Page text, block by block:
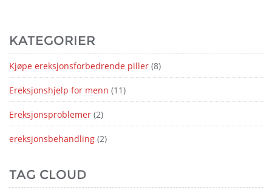
KATEGORIER
Kjøpe ereksjonsforbedrende piller (8)
Ereksjonshjelp for menn (11)
Ereksjonsproblemer (2)
ereksjonsbehandling (2)
TAG CLOUD